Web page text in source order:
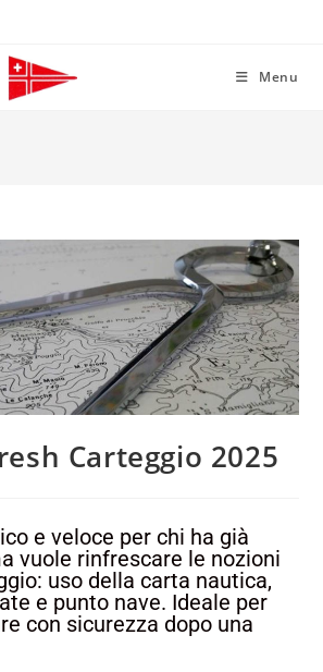
Menu
Carteggio 2025
e veloce per chi ha già
vuole rinfrescare le nozioni
uso della carta nautica,
e punto nave. Ideale per
con sicurezza dopo una